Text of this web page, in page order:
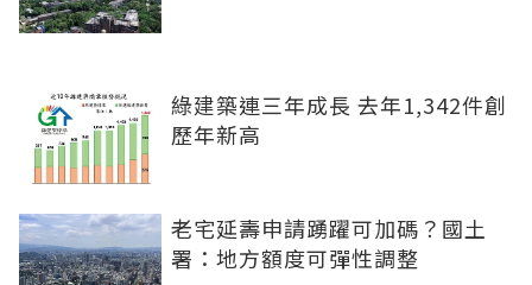
綠建築連三年成長 去年1,342件創
歷年新高
老宅延壽申請踴躍可加碼？國土
署：地方額度可彈性調整